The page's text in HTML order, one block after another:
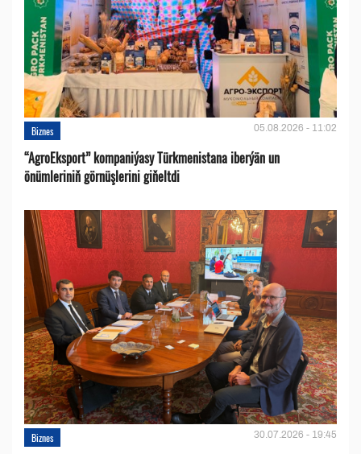
Biznes 05.08.2026 - 11:02
“AgroEksport” kompaniýasy Türkmenistana iberýän un
önümleriniň görnüşlerini giňeltdi
Biznes 30.07.2026 - 19:45